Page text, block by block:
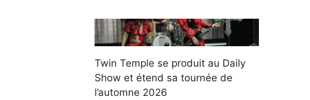
Twin Temple se produit au Daily
Show et étend sa tournée de
l’automne 2026